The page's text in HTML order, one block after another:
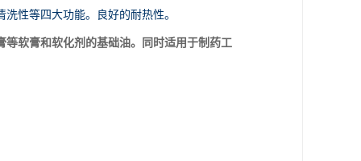
性等四大功能。良好的耐热性。
软膏和软化剂的基础油。同时适用于制药工